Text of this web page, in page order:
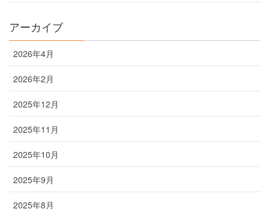
アーカイブ
2026年4月
2026年2月
2025年12月
2025年11月
2025年10月
2025年9月
2025年8月